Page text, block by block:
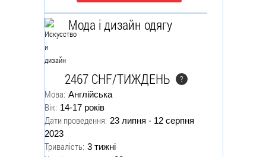
Мода і дизайн одягу
2467 CHF/ТИЖДЕНЬ ?
Мова: Англійська
Вік: 14-17 років
Дати проведення: 23 липня - 12 серпня
2023
Тривалість: 3 тижні